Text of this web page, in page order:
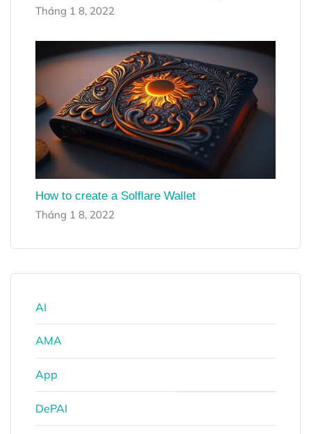
Tháng 1 8, 2022
How to create a Solflare Wallet
Tháng 1 8, 2022
AI
AMA
App
DePAI